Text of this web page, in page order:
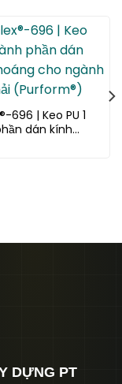
696 | Keo PU 1
dán kính
ngành hàng
DỰNG PT